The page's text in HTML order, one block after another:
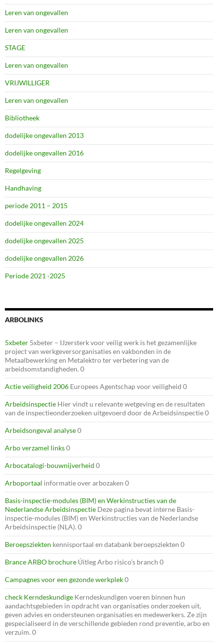
Leren van ongevallen
Leren van ongevallen
STAGE
Leren van ongevallen
VRIJWILLIGER
Leren van ongevallen
Bibliotheek
dodelijke ongevallen 2013
dodelijke ongevallen 2016
Regelgeving
Handhaving
periode 2011 – 2015
dodelijke ongevallen 2024
dodelijke ongevallen 2025
dodelijke ongevallen 2026
Periode 2021 -2025
ARBOLINKS
5xbeter 5xbeter – IJzersterk voor veilig werk is het gezamenlijke
project van werkgeversorganisaties en vakbonden in de
Metaalbewerking en Metalektro ter verbetering van de
arbeidsomstandigheden. 0
Actie veiligheid 2006 Europees Agentschap voor veiligheid 0
Arbeidsinspectie Hier vindt u relevante wetgeving en de resultaten
van de inspectieonderzoeken uitgevoerd door de Arbeidsinspectie 0
Arbeidsongeval analyse0
Arbo verzamel links0
Arbocatalogi-bouwnijverheid 0
Arboportaal informatie over arbozaken 0
Basis-inspectie-modules (BIM) en Werkinstructies van de
Nederlandse Arbeidsinspectie Deze pagina bevat interne Basis-
inspectie-modules (BIM) en Werkinstructies van de Nederlandse
Arbeidsinspectie (NLA). 0
Beroepsziekten kennisportaal en databank beroepsziekten 0
Brance ARBO brochure Úitleg Arbo risico’s branch 0
Campagnes voor een gezonde werkplek0
check Kerndeskundige Kerndeskundigen voeren binnen hun
aandachtsgebieden in opdracht van organisaties onderzoeken uit,
geven advies en ondersteunen organisaties en medewerkers. Ze zijn
gespecialiseerd in de verschillende gebieden rond preventie, arbo en
verzuim. 0